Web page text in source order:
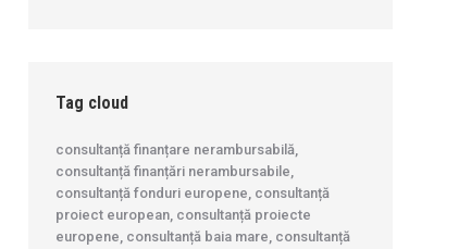
Tag cloud
consultanță finanțare nerambursabilă,
consultanță finanțări nerambursabile,
consultanță fonduri europene, consultanță
proiect european, consultanță proiecte
europene, consultanță baia mare, consultanță